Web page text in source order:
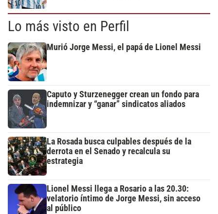
Lo más visto en Perfil
Murió Jorge Messi, el papá de Lionel Messi
Caputo y Sturzenegger crean un fondo para
indemnizar y “ganar” sindicatos aliados
La Rosada busca culpables después de la
derrota en el Senado y recalcula su
estrategia
Lionel Messi llega a Rosario a las 20.30:
velatorio íntimo de Jorge Messi, sin acceso
al público